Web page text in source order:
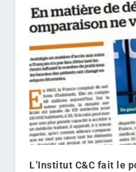
L’Institut C&C fait le